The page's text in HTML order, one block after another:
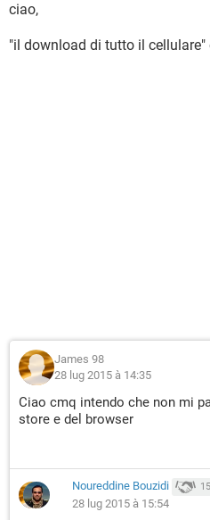
ciao,
"il download di tutto il cellulare"
James 98
28 lug 2015 à 14:35
Ciao cmq intendo che non mi
store e del browser
Noureddine Bouzidi
28 lug 2015 à 15:54